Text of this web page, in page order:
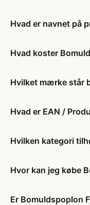
Hvad er navnet på
Hvad koster
Hvilket mærke står
Hvad er EAN /
Hvilken kategori
Hvor kan jeg købe
Er Bomuldspoplon